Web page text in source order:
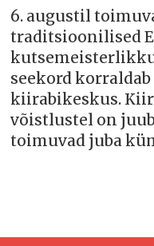
6. augustil
traditsioonilised
seekord
kiirabikeskus.
võistlustel on
toimuvad juba